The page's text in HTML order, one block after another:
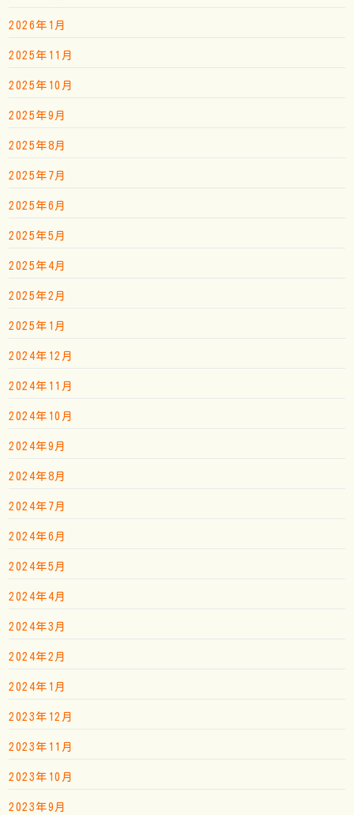
2026年1月
2025年11月
2025年10月
2025年9月
2025年8月
2025年7月
2025年6月
2025年5月
2025年4月
2025年2月
2025年1月
2024年12月
2024年11月
2024年10月
2024年9月
2024年8月
2024年7月
2024年6月
2024年5月
2024年4月
2024年3月
2024年2月
2024年1月
2023年12月
2023年11月
2023年10月
2023年9月